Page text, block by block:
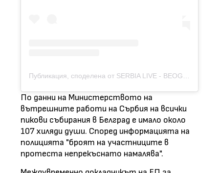
По данни на Министерството на
вътрешните работи на Сърбия на всички
пикови събирания в Белград е имало около
107 хиляди души. Според информацията на
полицията "броят на участниците в
протеста непрекъснато намалява".